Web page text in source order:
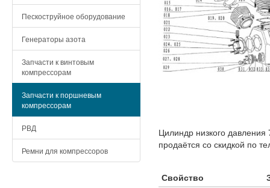
Пескоструйное оборудование
Генераторы азота
Запчасти к винтовым
компрессорам
Запчасти к поршневым
компрессорам
РВД
Ремни для компрессоров
Цилиндр низкого
продаётся со скидкой по
Свойство